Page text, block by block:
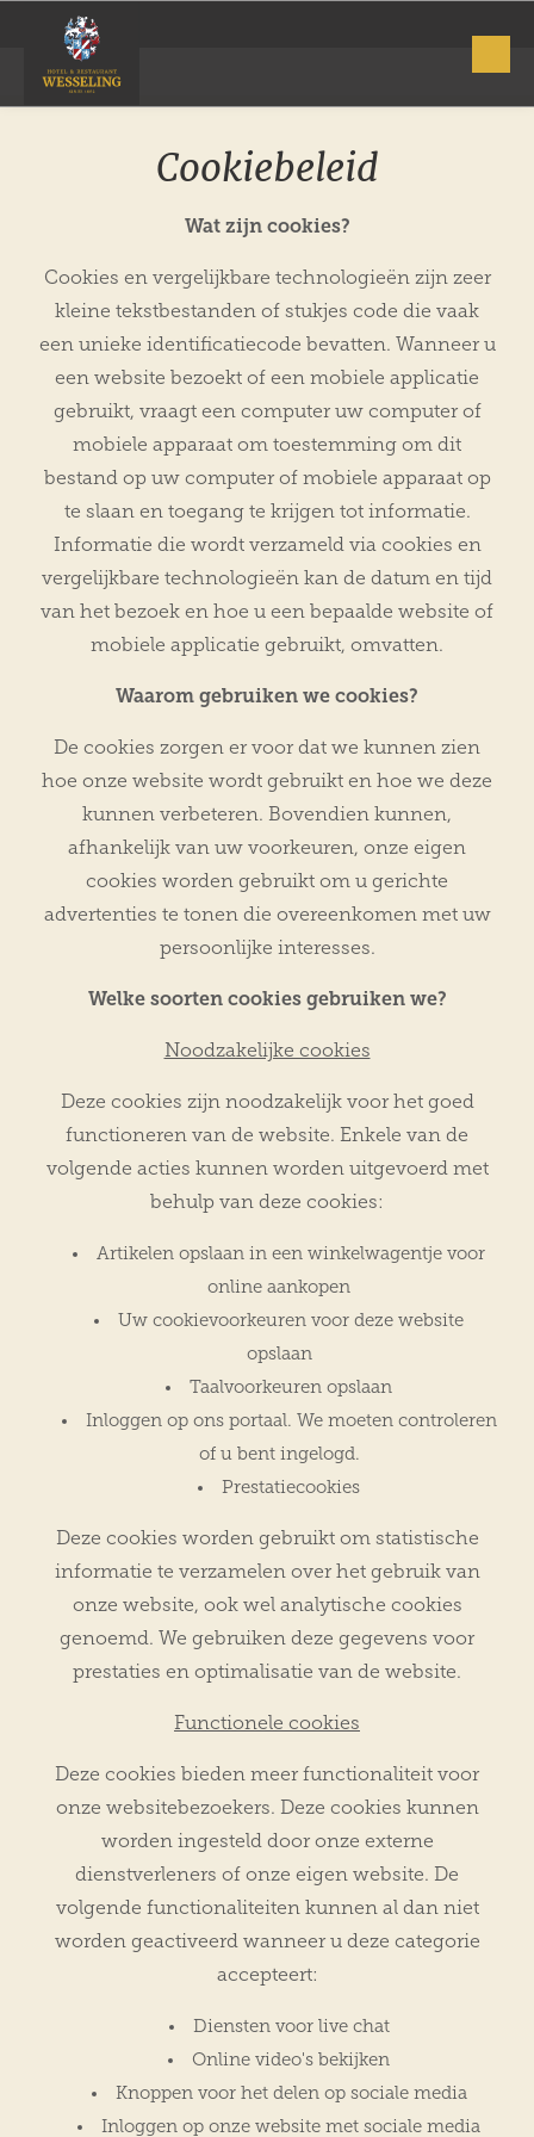
Cookiebeleid
Wat zijn cookies?
Cookies en vergelijkbare technologieën zijn zeer
kleine tekstbestanden of stukjes code die vaak
een unieke identificatiecode bevatten. Wanneer u
een website bezoekt of een mobiele applicatie
gebruikt, vraagt een computer uw computer of
mobiele apparaat om toestemming om dit
bestand op uw computer of mobiele apparaat op
te slaan en toegang te krijgen tot informatie.
Informatie die wordt verzameld via cookies en
vergelijkbare technologieën kan de datum en tijd
van het bezoek en hoe u een bepaalde website of
mobiele applicatie gebruikt, omvatten.
Waarom gebruiken we cookies?
De cookies zorgen er voor dat we kunnen zien
hoe onze website wordt gebruikt en hoe we deze
kunnen verbeteren. Bovendien kunnen,
afhankelijk van uw voorkeuren, onze eigen
cookies worden gebruikt om u gerichte
advertenties te tonen die overeenkomen met uw
persoonlijke interesses.
Welke soorten cookies gebruiken we?
Noodzakelijke cookies
Deze cookies zijn noodzakelijk voor het goed
functioneren van de website. Enkele van de
volgende acties kunnen worden uitgevoerd met
behulp van deze cookies:
Artikelen opslaan in een winkelwagentje voor
online aankopen
Uw cookievoorkeuren voor deze website
opslaan
Taalvoorkeuren opslaan
Inloggen op ons portaal. We moeten controleren
of u bent ingelogd.
Prestatiecookies
Deze cookies worden gebruikt om statistische
informatie te verzamelen over het gebruik van
onze website, ook wel analytische cookies
genoemd. We gebruiken deze gegevens voor
prestaties en optimalisatie van de website.
Functionele cookies
Deze cookies bieden meer functionaliteit voor
onze websitebezoekers. Deze cookies kunnen
worden ingesteld door onze externe
dienstverleners of onze eigen website. De
volgende functionaliteiten kunnen al dan niet
worden geactiveerd wanneer u deze categorie
accepteert:
Diensten voor live chat
Online video's bekijken
Knoppen voor het delen op sociale media
Inloggen op onze website met sociale media